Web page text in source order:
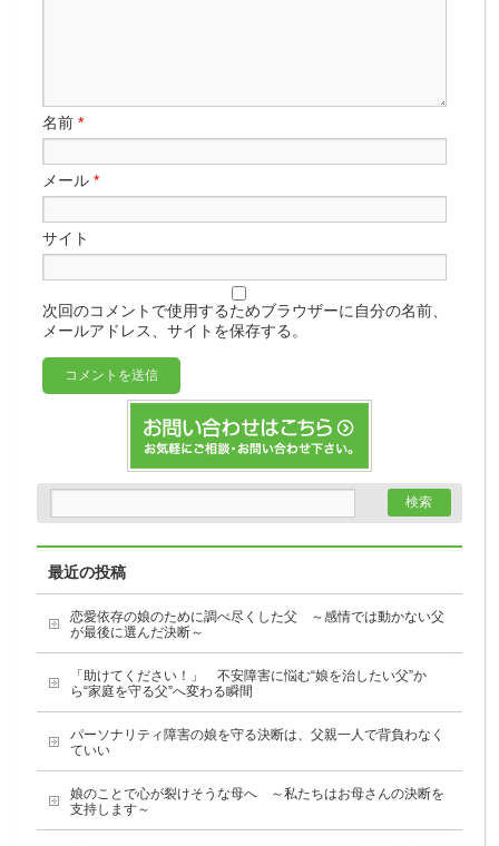
名前*
メール*
サイト
次回のコメントで使用するためブラウザーに自分の名前、
メールアドレス、サイトを保存する。
最近の投稿
恋愛依存の娘のために調べ尽くした父 ～感情では動かない父
が最後に選んだ決断～
「助けてください！」 不安障害に悩む“娘を治したい父”か
ら“家庭を守る父”へ変わる瞬間
パーソナリティ障害の娘を守る決断は、父親一人で背負わなく
ていい
娘のことで心が裂けそうな母へ ～私たちはお母さんの決断を
支持します～